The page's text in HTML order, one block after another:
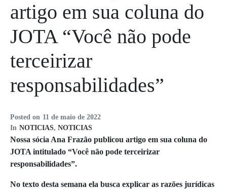
Posted on 11 de maio de 2022
In NOTICIAS, NOTICIAS
artigo em sua coluna do
JOTA “Você não pode
terceirizar
responsabilidades”
Nossa sócia Ana Frazão publicou artigo em sua coluna do
JOTA intitulado “Você não pode terceirizar
responsabilidades”.
No texto desta semana ela busca explicar as razões jurídicas